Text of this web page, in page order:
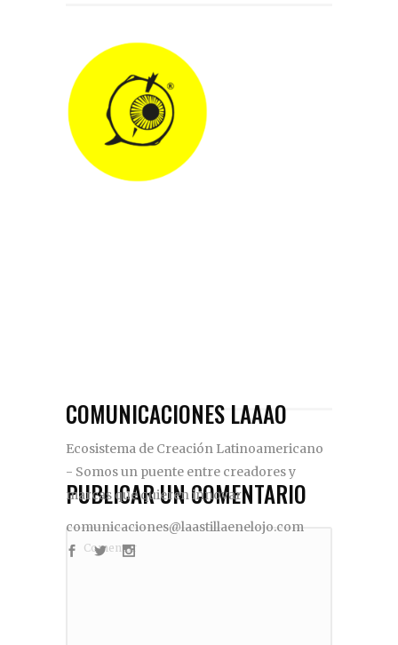
COMUNICACIONES LAAAO
Ecosistema de Creación Latinoamericano
- Somos un puente entre creadores y
marcas que quieren innovar
comunicaciones@laastillaenelojo.com
PUBLICAR UN COMENTARIO